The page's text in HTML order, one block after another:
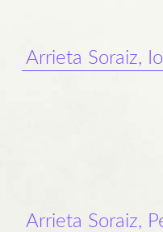
Arrieta Soraiz,
Arrieta Soraiz,